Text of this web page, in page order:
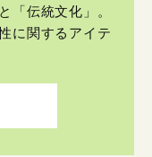
「伝統文化」。
に関するアイテ